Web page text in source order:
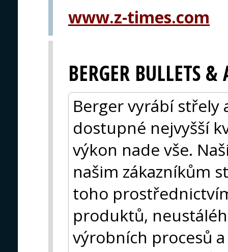
www.z-times.com
BERGER BULLETS
Berger vyrábí střely
dostupné nejvyšší
výkon nade vše.
našim zákazníkům
toho
produktů,
výrobních procesů